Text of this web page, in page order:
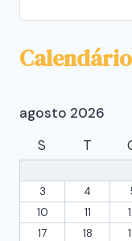
Calendário
agosto 2026
S
T
3
4
10
11
17
18